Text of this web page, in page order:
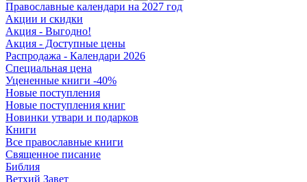
Православные календари на 2027 год
Акции и скидки
Акция - Выгодно!
Акция - Доступные цены
Распродажа - Календари 2026
Специальная цена
Уцененные книги -40%
Новые поступления
Новые поступления книг
Новинки утвари и подарков
Книги
Все православные книги
Священное писание
Библия
Ветхий Завет